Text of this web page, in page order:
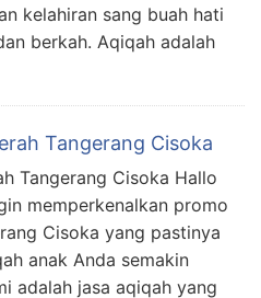
kelahiran sang buah hati
berkah. Aqiqah adalah
Tangerang Cisoka
Tangerang Cisoka Hallo
memperkenalkan promo
Cisoka yang pastinya
anak Anda semakin
adalah jasa aqiqah yang